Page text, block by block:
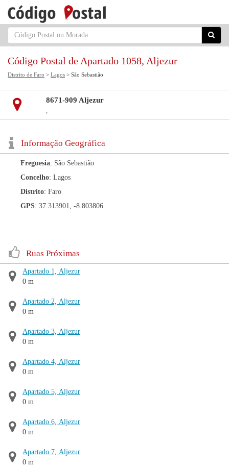
Código Postal de Apartado 1058, Aljezur
Distrito de Faro > Lagos > São Sebastião
8671-909 Aljezur
,
Informação Geográfica
Freguesia: São Sebastião
Concelho: Lagos
Distrito: Faro
GPS: 37.313901, -8.803806
Ruas Próximas
Apartado 1, Aljezur
0 m
Apartado 2, Aljezur
0 m
Apartado 3, Aljezur
0 m
Apartado 4, Aljezur
0 m
Apartado 5, Aljezur
0 m
Apartado 6, Aljezur
0 m
Apartado 7, Aljezur
0 m